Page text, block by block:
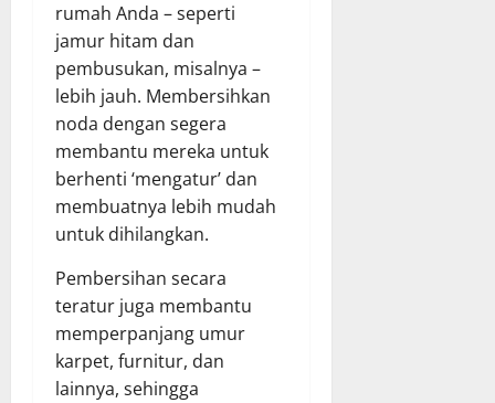
rumah Anda – seperti
jamur hitam dan
pembusukan, misalnya –
lebih jauh. Membersihkan
noda dengan segera
membantu mereka untuk
berhenti ‘mengatur’ dan
membuatnya lebih mudah
untuk dihilangkan.
Pembersihan secara
teratur juga membantu
memperpanjang umur
karpet, furnitur, dan
lainnya, sehingga